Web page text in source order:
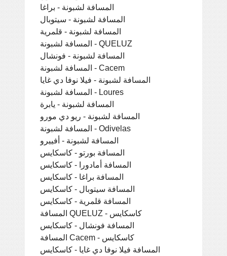
المسافة لشبونة - براغا
المسافة لشبونة - سيتوبال
المسافة لشبونة - قلمرية
المسافة لشبونة - QUELUZ
المسافة لشبونة - فونشال
المسافة لشبونة - Cacem
المسافة لشبونة - فيلا نوفا دي غايا
المسافة لشبونة - Loures
المسافة لشبونة - يابرة
المسافة لشبونة - ريو دي مورو
المسافة لشبونة - Odivelas
المسافة لشبونة - أفييرو
المسافة بورتو - كاسكايس
المسافة أمادورا - كاسكايس
المسافة براغا - كاسكايس
المسافة سيتوبال - كاسكايس
المسافة قلمرية - كاسكايس
المسافة QUELUZ - كاسكايس
المسافة فونشال - كاسكايس
المسافة Cacem - كاسكايس
المسافة فيلا نوفا دي غايا - كاسكايس